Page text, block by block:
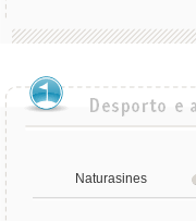
Naturasines